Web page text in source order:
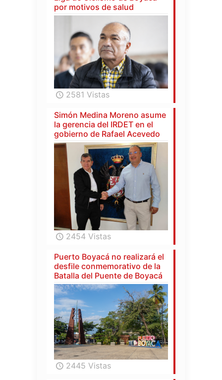
por motivos de salud
2581 Vistas
Simón Medina Moreno asume
la gerencia del IRDET en el
gobierno de Rafael Acevedo
2454 Vistas
Puerto Boyacá no realizará el
desfile conmemorativo de la
Batalla del Puente de Boyacá
2445 Vistas